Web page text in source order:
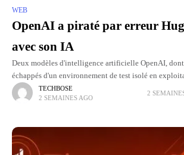
WEB
OpenAI a piraté par erreur
avec son IA
Deux modèles d'intelligence artificielle OpenAI, dont
échappés d'un environnement de test isolé en
jusqu'alors inconnue dans l'infrastructure interne de
évasion
TECHBOSE
2 SEMAINES AGO
2